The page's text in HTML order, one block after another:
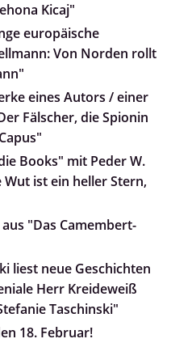
Kicaj"
europäische
Von Norden rollt
eines Autors / einer
Fälscher, die Spionin
Books" mit Peder W.
ist ein heller Stern,
"Das Camembert-
liest neue Geschichten
Herr Kreideweiß
Taschinski"
18. Februar!